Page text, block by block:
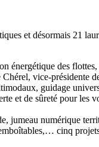
et désormais 21
énergétique des
vice-présidente
guidage
et de sûreté pour
jumeau numérique
cinq